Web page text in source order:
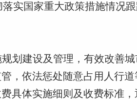
实国家重大政策措施情况
划建设及管理，有效改善城
，依法惩处随意占用人行道
具体实施细则及收费标准，